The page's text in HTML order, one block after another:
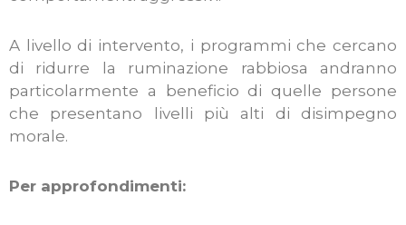
A livello di intervento, i programmi che cercano
di ridurre la ruminazione rabbiosa andranno
particolarmente a beneficio di quelle persone
che presentano livelli più alti di disimpegno
morale.
Per approfondimenti: